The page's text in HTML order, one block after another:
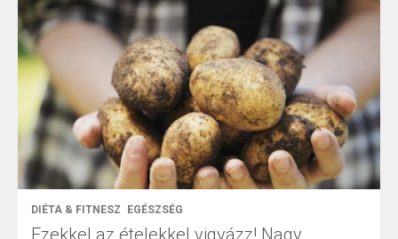
DIÉTA & FITNESZ EGÉSZSÉG